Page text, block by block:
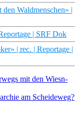
Waldmenschen» |
| SRF Dok
| rec. | Reportage |
mit den Wiesn-
am Scheideweg?